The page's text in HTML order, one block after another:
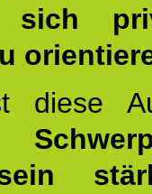
sich
diese